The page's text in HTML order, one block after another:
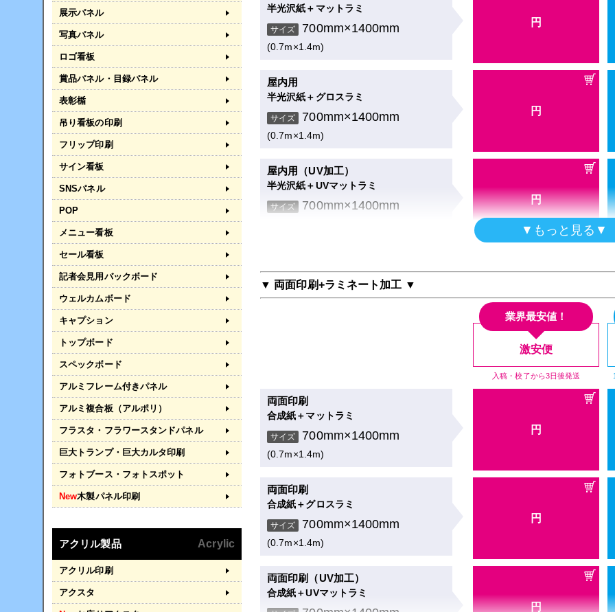
ポスター
防炎クロス（布）印刷のみ
(0.7m×1.4m)
ポスター
和紙印刷のみ
(0.7m×1.4m)
ポスター
円
半光沢紙＋マットラミ
サイズ 700mm×1400mm
(0.7m×1.4m)
円
屋内用
半光沢紙＋グロスラミ
サイズ 700mm×1400mm
(0.7m×1.4m)
円
屋内用（UV加工）
半光沢紙＋UVマットラミ
サイズ 700mm×1400mm 円
半光沢紙＋UVグロスラミ
700mm×1400mm
(0.7m×1.4m)
円
半屋外用
合成紙＋グロスラミ
(0.7m×1.4m)
半屋外用（UV加工）
合成紙＋UVマットラミ
(0.7m×1.4m)
▼もっと見る▼
▼ 両面印刷+ラミネート加工 ▼
激安便
入稿・校了から3日後発送
業界最安値！
両面印刷
合成紙＋マットラミ
サイズ 700mm×1400mm
(0.7m×1.4m)
円
両面印刷
合成紙＋グロスラミ
サイズ 700mm×1400mm
(0.7m×1.4m)
円
両面印刷（UV加工）
合成紙＋UVマットラミ
円
展示パネル
写真パネル
ロゴ看板
賞品パネル・目録パネル
表彰楯
吊り看板の印刷
フリップ印刷
サイン看板
SNSパネル
POP
メニュー看板
セール看板
記者会見用バックボード
ウェルカムボード
キャプション
トップボード
スペックボード
アルミフレーム付きパネル
アルミ複合板（アルポリ）
フラスタ・フラワースタンドパネル
巨大トランプ・巨大カルタ印刷
フォトブース・フォトスポット
New木製パネル印刷
アクリル製品 Acrylic
アクリル印刷
アクスタ